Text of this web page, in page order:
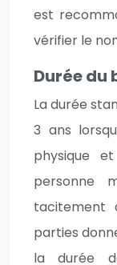
est
vérifier le
Durée du
La durée
3 ans
physique
personne
tacitement
parties
la durée